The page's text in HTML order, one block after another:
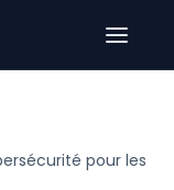
pour les